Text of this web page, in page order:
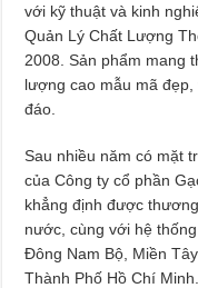
với kỹ thuật và kinh
Quản Lý Chất Lượng
2008. Sản phẩm mang
lượng cao mẫu mã
đáo.
Sau nhiều năm có mặt
của Công ty cổ phần
khẳng định được
nước, cùng với hệ
Đông Nam Bộ, Miền
Thành Phố Hồ Chí Minh.